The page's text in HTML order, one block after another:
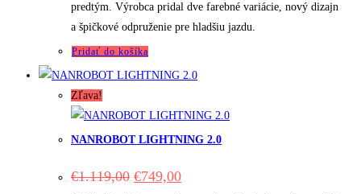
predtým. Výrobca pridal dve farebné variácie, nový dizajn
a špičkové odpruženie pre hladšiu jazdu.
Pridať do košíka
Zľava!
NANROBOT LIGHTNING 2.0
€1.119,00 Original
€749,00Current